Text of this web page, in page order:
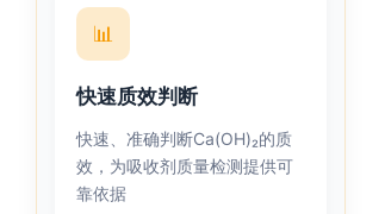
📊
快速质效判断
快速、准确判断Ca(OH)₂的质
效，为吸收剂质量检测提供可
靠依据